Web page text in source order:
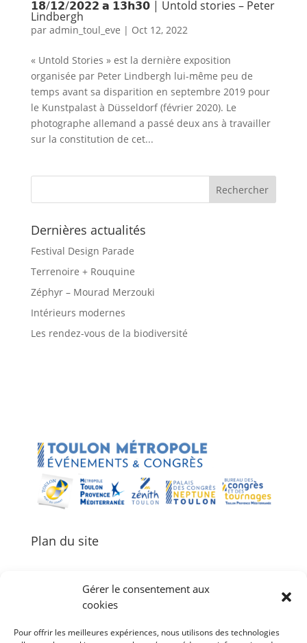
Gérer le consentement aux
cookies
Pour offrir les meilleures expériences, nous utilisons des technologies
𝟭𝟴/𝟭𝟮/𝟮𝟬𝟮𝟮 𝗮 𝟭𝟯𝗵𝟯𝟬 | Untold stories – Peter
Lindbergh
par admin_toul_eve | Oct 12, 2022
« Untold Stories » est la dernière exposition
organisée par Peter Lindbergh lui-même peu de
temps avant sa disparition en septembre 2019 pour
le Kunstpalast à Düsseldorf (février 2020). Le
photographe allemand a passé deux ans à travailler
sur la constitution de cet...
Dernières actualités
Festival Design Parade
Terrenoire + Rouquine
Zéphyr – Mourad Merzouki
Intérieurs modernes
Les rendez-vous de la biodiversité
Plan du site
Zénith de Toulon